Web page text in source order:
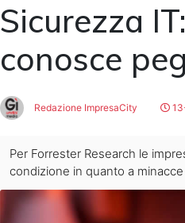
Sicurezza
conosce
Redazione ImpresaCity
Per Forrester Research le
condizione in quanto a minacce